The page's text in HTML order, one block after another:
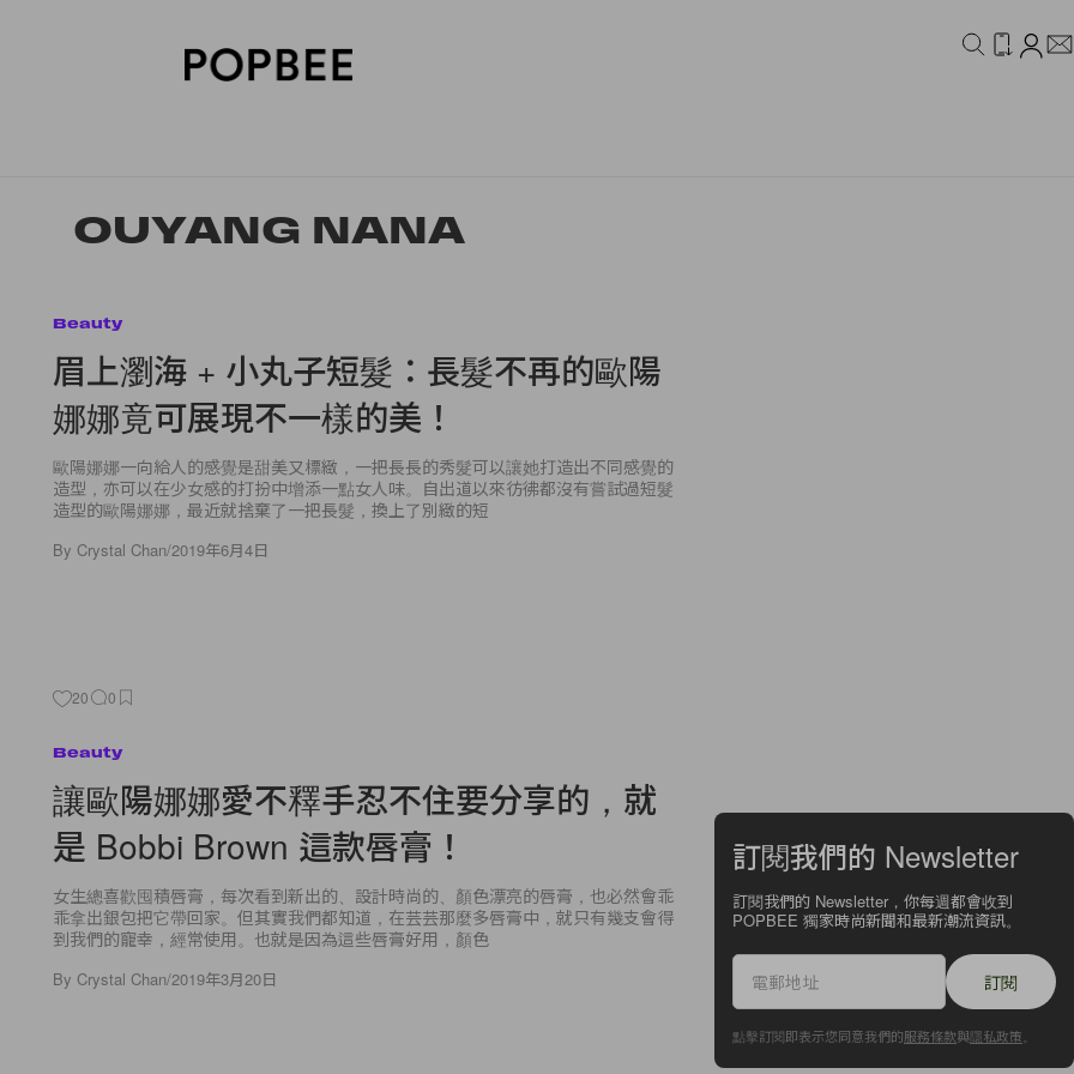
OUYANG NANA
Beauty
眉上瀏海 + 小丸子短髮：長髮不再的歐陽
娜娜竟可展現不一樣的美！
歐陽娜娜一向給人的感覺是甜美又標緻，一把長長的秀髮可以讓她打造出不同感覺的
造型，亦可以在少女感的打扮中增添一點女人味。自出道以來彷彿都沒有嘗試過短髮
造型的歐陽娜娜，最近就捨棄了一把長髮，換上了別緻的短
By Crystal Chan/2019年6月4日
20 0
Beauty
讓歐陽娜娜愛不釋手忍不住要分享的，就
是 Bobbi Brown 這款唇膏！
女生總喜歡囤積唇膏，每次看到新出的、設計時尚的、顏色漂亮的唇膏，也必然會乖
乖拿出銀包把它帶回家。但其實我們都知道，在芸芸那麼多唇膏中，就只有幾支會得
到我們的寵幸，經常使用。也就是因為這些唇膏好用，顏色
By Crystal Chan/2019年3月20日
訂閱我們的 Newsletter
訂閱我們的 Newsletter，你每週都會收到
POPBEE 獨家時尚新聞和最新潮流資訊。
訂閱
點擊訂閱即表示您同意我們的服務條款與隱私政策